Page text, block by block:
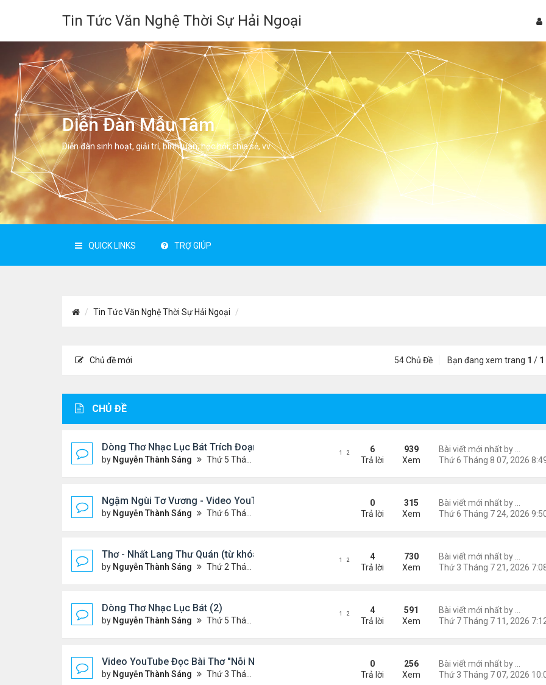
Tin Tức Văn Nghệ Thời Sự Hải Ngoại
Diễn Đàn Mẫu Tâm
Diễn đàn sinh hoạt, giải trí, bình luân, học hỏi, chia sẻ, vv.
QUICK LINKS TRỢ GIÚP
Tin Tức Văn Nghệ Thời Sự Hải Ngoại
Chủ đề mới 54 Chủ Đề Bạn đang xem trang 1 / 1
CHỦ ĐỀ
Dòng Thơ Nhạc Lục Bát Trích Đoạn - Gõ Google: nhat lang thu quan
by Nguyễn Thành Sáng Thứ 5 Tháng 7 23, 2026 8:01 pm
6
Trả lời
939
Xem
1 2
Ngậm Ngùi Tơ Vương - Video YouTube ngâm bài thơ.
by Nguyễn Thành Sáng Thứ 6 Tháng 7 24, 2026 9:50 pm
0
Trả lời
315
Xem
Thơ - Nhất Lang Thư Quán (từ khóa Google)
by Nguyễn Thành Sáng Thứ 2 Tháng 7 13, 2026 7:17 pm
4
Trả lời
730
Xem
1 2
Dòng Thơ Nhạc Lục Bát (2)
by Nguyễn Thành Sáng Thứ 5 Tháng 7 02, 2026 8:51 pm
4
Trả lời
591
Xem
1 2
Video YouTube Đọc Bài Thơ "Nỗi Niềm Bên Sương Lạnh"
by Nguyễn Thành Sáng Thứ 3 Tháng 7 07, 2026 10:06 pm
0
Trả lời
256
Xem